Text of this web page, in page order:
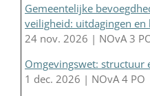
Gemeentelijke
veiligheid: uitdagingen en
24 nov. 2026 | NOvA 3
Omgevingswet: structuur
1 dec. 2026 | NOvA 4 PO